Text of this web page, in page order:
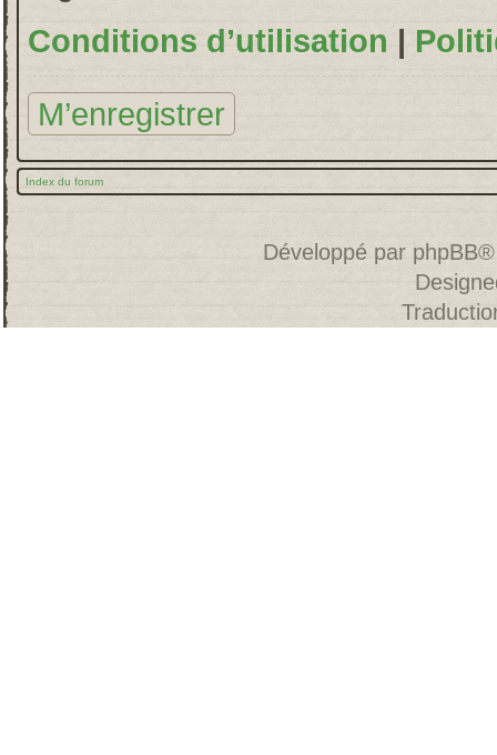
Conditions d’utilisation |
M’enregistrer
Index du forum
Développé par phpBB®